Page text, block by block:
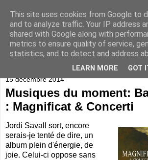
15 décembre 2014
Musiques du moment:
: Magnificat & Concerti
Jordi Savall sort, encore
serais-je tenté de dire, un
album plein d'énergie, de
joie. Celui-ci oppose sans
This site uses cookies from Google to
and to analyze traffic. Your IP address
shared with Google along with
metrics to ensure quality of service,
statistics, and to detect and address
LEARN MORE GOT